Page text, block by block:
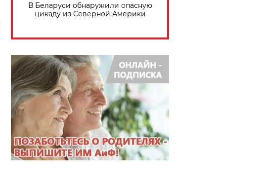
В Беларуси обнаружили опасную
цикаду из Северной Америки